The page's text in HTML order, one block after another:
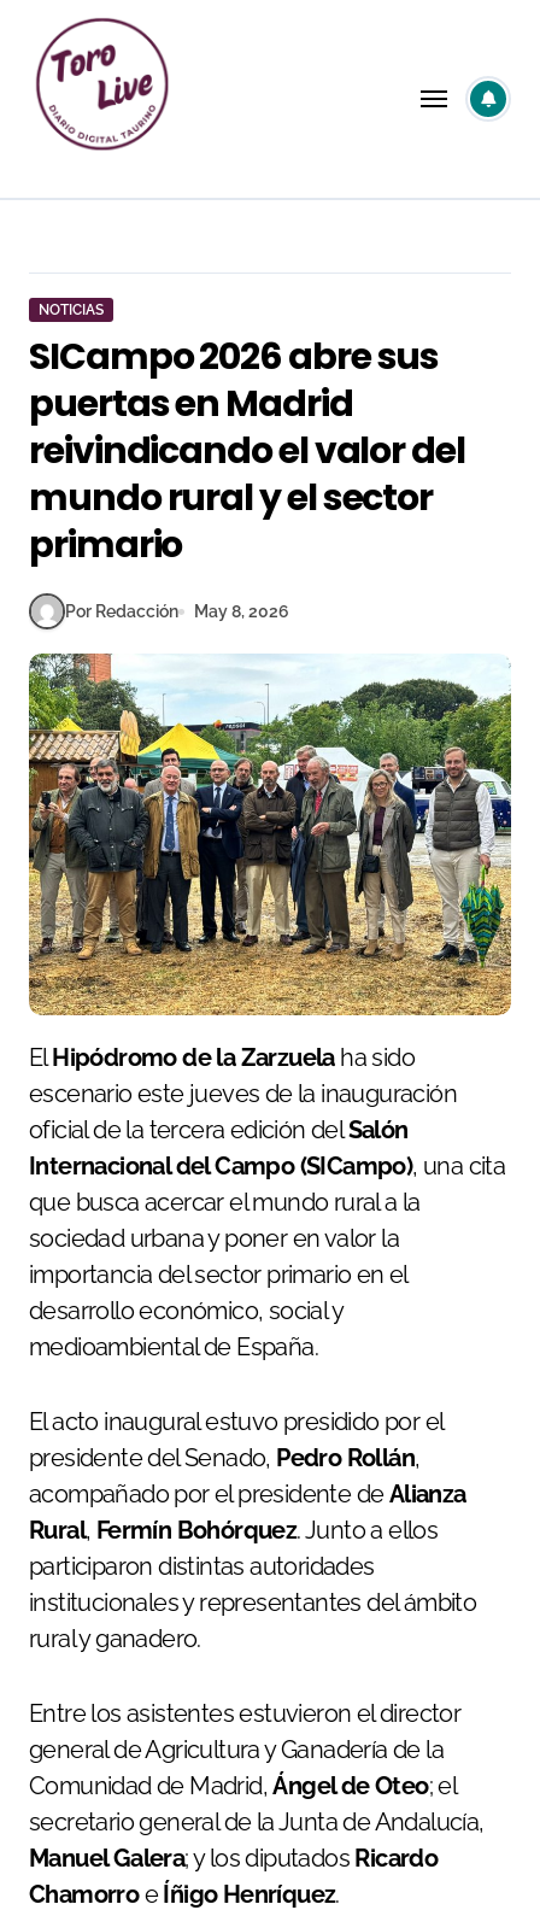
contenido
NOTICIAS
SICampo 2026 abre sus
puertas en Madrid
reivindicando el valor del
mundo rural y el sector
primario
Por Redacción May 8, 2026
ElHipódromo de la Zarzuelaha sido
escenario este jueves de la inauguración
oficial de la tercera edición delSalón
Internacional del Campo (SICampo), una cita
que busca acercar el mundo rural a la
sociedad urbana y poner en valor la
importancia del sector primario en el
desarrollo económico, social y
medioambiental de España.
El acto inaugural estuvo presidido por el
presidente del Senado, Pedro Rollán,
acompañado por el presidente deAlianza
Rural, Fermín Bohórquez. Junto a ellos
participaron distintas autoridades
institucionales y representantes del ámbito
rural y ganadero.
Entre los asistentes estuvieron el director
general de Agricultura y Ganadería de la
Comunidad de Madrid,Ángel de Oteo; el
secretario general de la Junta de Andalucía,
Manuel Galera; y los diputados Ricardo
ChamorroeÍñigo Henríquez.